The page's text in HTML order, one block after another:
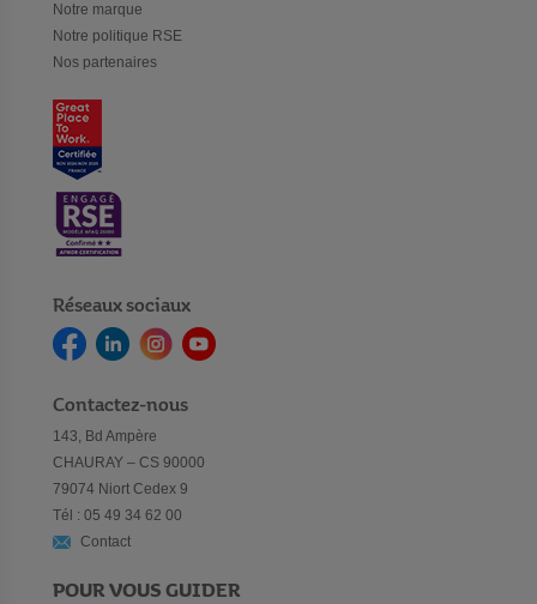
Notre marque
Notre politique RSE
Nos partenaires
Réseaux sociaux
Contactez-nous
143, Bd Ampère
CHAURAY – CS 90000
79074 Niort Cedex 9
Tél : 05 49 34 62 00
Contact
POUR VOUS GUIDER